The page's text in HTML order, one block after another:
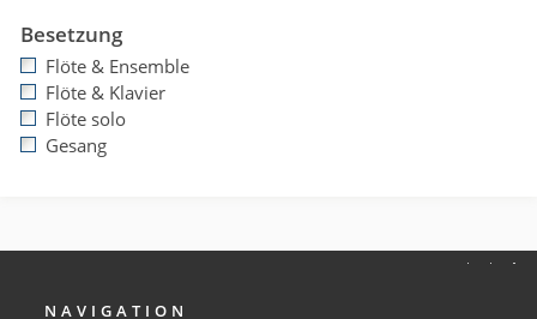
Besetzung
Flöte & Ensemble
Flöte & Klavier
Flöte solo
Gesang
NAVIGATION